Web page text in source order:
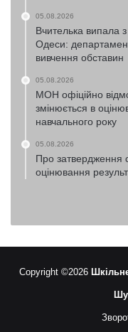
05.08.2026
Вчителька випала з
Одеси:
вивчення обставин
05.08.2026
МОН офіційно
змінюється в
навчального року
05.08.2026
Про затвердження
оцінювання
Copyright ©2026